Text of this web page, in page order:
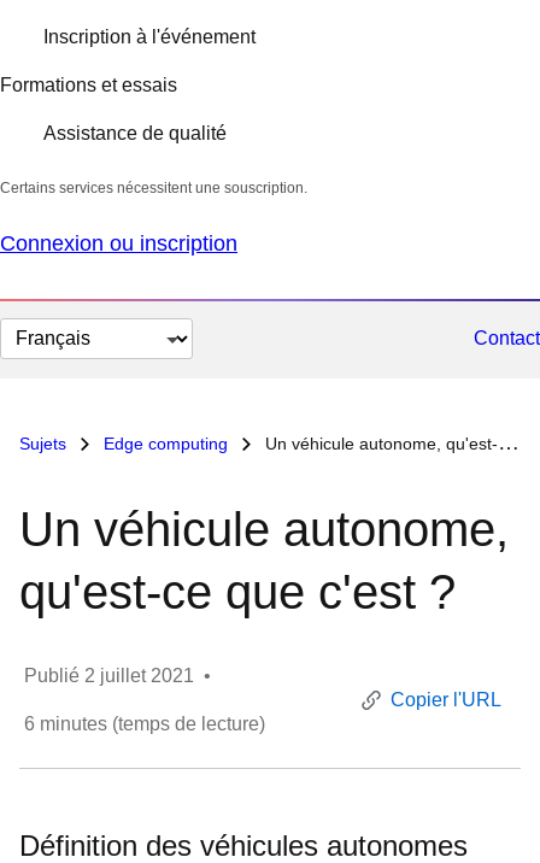
Inscription à l'événement
Formations et essais
Assistance de qualité
Certains services nécessitent une souscription.
Connexion ou inscription
Changer
la
Contact
Sujets Edge computing Un véhicule autonome, qu'est-ce que c'est ?
Un véhicule autonome,
qu'est-ce que c'est ?
Publié 2 juillet 2021 •
6 minutes (temps de lecture)
Copier l'URL
Définition des véhicules autonomes